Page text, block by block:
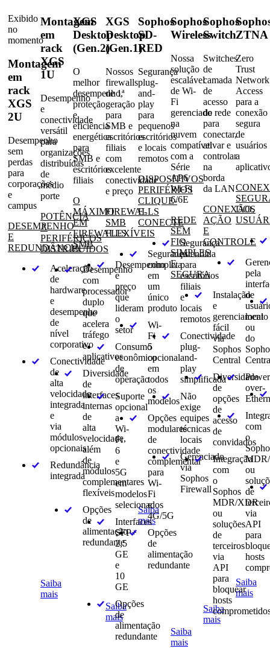
Exibido
no
momento
Montagem
em
rack
XGS
2U
Desempenho
sem
perdas
para
corporações
e
campus
DESEMPENHO
E
REDUNDÂNCIA
Aceleração
de
hardware
e
desempenho
de
nível
corporativo
Conectividade
de
alta
velocidade
integrada
e
via
módulos
opcionais
Redundância
integrada
Montagem
em
rack
XGS
1U
Desempenho
e
conectividade
versátil
para
organizações
distribuídas
de
médio
porte
POTÊNCIA
A
PERIFÉRICOS
DISTRIBUÍDOS
Desempenho
com
processador
duplo
que
acelera
tráfego
e
aplicativos
Diversidade
de
interfaces
internas
de
alta
velocidade,
além
de
módulos
complementares
flexíveis
Opções
de
alimentação
redundante
Saiba
mais
XGS
Desktop
(Gen.2)
O
melhor
desempenho,
proteção
e
eficiência
energética
para
SMB e
escritórios
filiais
O
MÁXIMO
EM
FIREWALLS
SMB
Desempenho
e
preço
que
lideram
o
setor
Consumo
econômico
de
operação
Suporte
opcional
a
Wi-
Fi
6
e
5G
em
modelos
selecionados
Interfaces
SFP+
2,5
GE
e
10
GE
Opções
de
alimentação
redundante
XGS
Desktop
(Gen.1)
Nossos
firewalls
de 1ª
geração
para
SMB e
escritórios
filiais
com
excelente
conectividade
e preço
FIREWALLS
SMB
FLEXÍVEIS
Segurança
completa
em
um
único
produto
Wi-
Fi
5
opcional
em
todos
os
modelos
Opções
modulares
de
conectividade
complementar
para
Wi-
Fi
e
4G/5G
Opções
de
alimentação
redundante
Saiba
mais
Sophos
SD-
RED
Segurança
plug-
and-
play
para
pequenos
escritórios
e locais
remotos
DISPOSITIVOS
PERIFÉRIOS
CLIQUE-
E-
CONECTE
Segurança
estendida
para
escritórios
filiais
e
locais
remotos
Conectividade
plug-
and-
play
simplificada
Não
exige
equipes
técnicas
locais
Gerenciado
via
Sophos
Firewall
Saiba
mais
Sophos
Wireless
Nossa
solução
escalável
de Wi-
Fi
gerenciado
na
nuvem
compatível
com a
Série
AP6
Wi-Fi
6/6E
REDE
SEM
FIO
SIMPLES
E
SEGURA
Instalação
e
gerenciamento
fácil
via
Sophos
Central
Diversidade
de
opções
de
acesso
de
convidados
Integração
com
o
Sophos
MDR/XDR
ou
soluções
de
terceiros
via
API
para
bloquear
hosts
Saiba
mais
Sophos
Switch
Switches
de
camada
de
acesso
de rede
para
conectar,
ativar e
controlar
na
borda
da LAN
CONEXÃO,
AÇÃO
E
CONTROLE
pela
de
local
ou
do
over-
com
o
ou
de
via
API
para
hosts
Saiba
mais
ZTNA
Zero
Trust
Network
Access
para a
conexão
segura
de
usuários
a
DOS
Saiba
mais